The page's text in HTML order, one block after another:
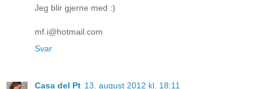
Jeg blir gjerne med :)
mf.i@hotmail.com
Svar
Casa del Pt 13. august 2012 kl. 18:11